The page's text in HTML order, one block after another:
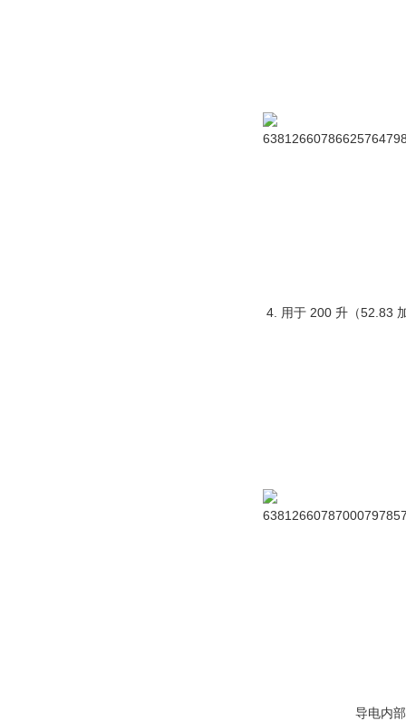
4. 用于 200 升（52.83
导电内